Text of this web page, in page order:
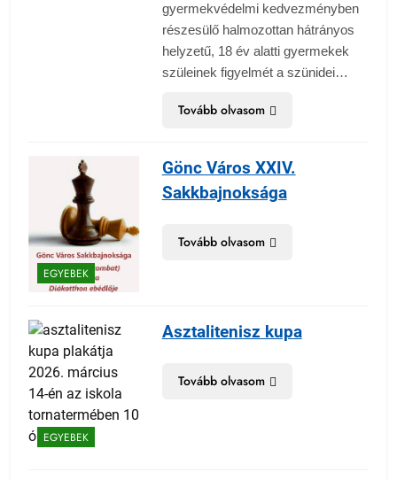
gyermekvédelmi kedvezményben
részesülő halmozottan hátrányos
helyzetű, 18 év alatti gyermekek
szüleinek figyelmét a szünidei…
Tovább olvasom
EGYEBEK
Gönc Város XXIV.
Sakkbajnoksága
Tovább olvasom
EGYEBEK
Asztalitenisz kupa
Tovább olvasom